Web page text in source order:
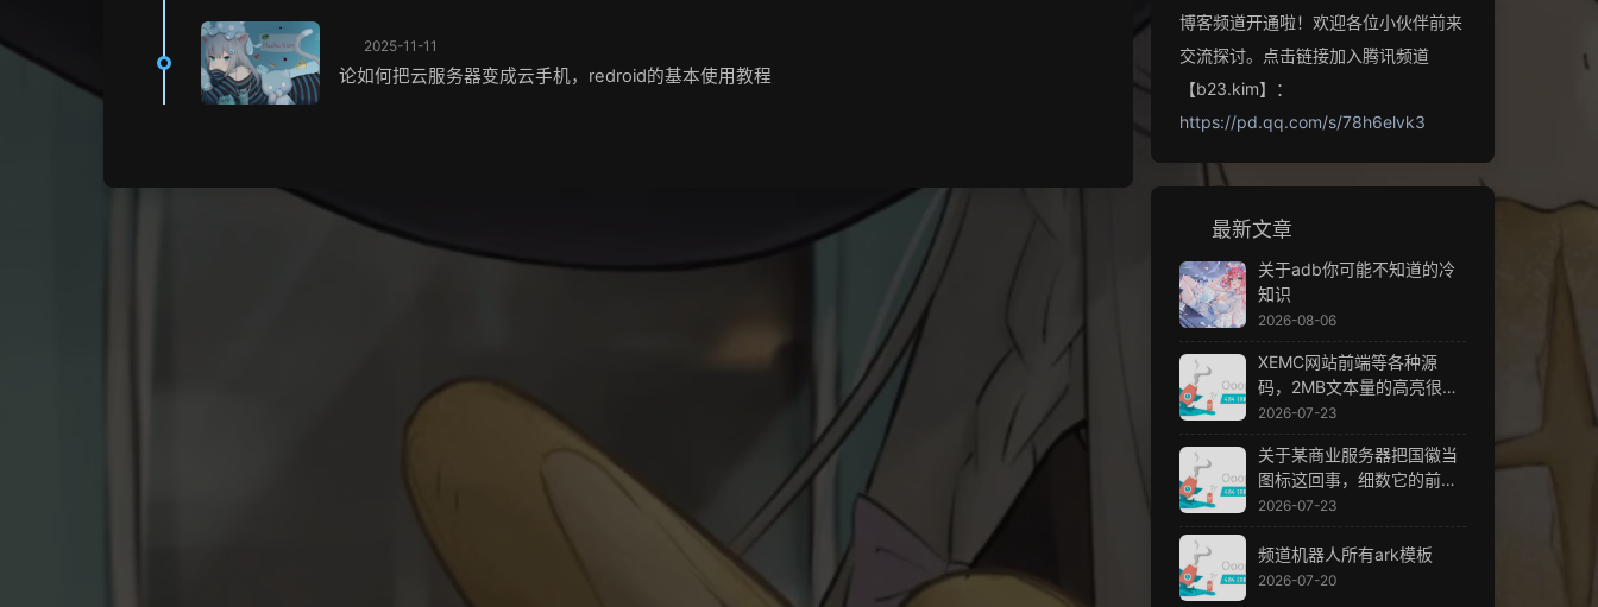
2025-11-11
论如何把云服务器变成云手机，redroid的基本使用教程
博客频道开通啦！欢迎各位小伙伴前来
交流探讨。点击链接加入腾讯频道
【b23.kim】：
https://pd.qq.com/s/78h6elvk3
最新文章
关于adb你可能不知道的冷
知识
2026-08-06
XEMC网站前端等各种源
码，2MB文本量的高亮很
卡，慎入
2026-07-23
关于某商业服务器把国徽当
图标这回事，细数它的前逝
今苼
2026-07-23
频道机器人所有ark模板
2026-07-20